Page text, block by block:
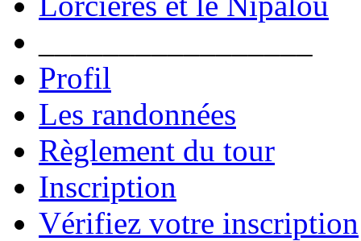
Profil
Les randonnées
Règlement du tour
Inscription
Vérifiez votre inscription